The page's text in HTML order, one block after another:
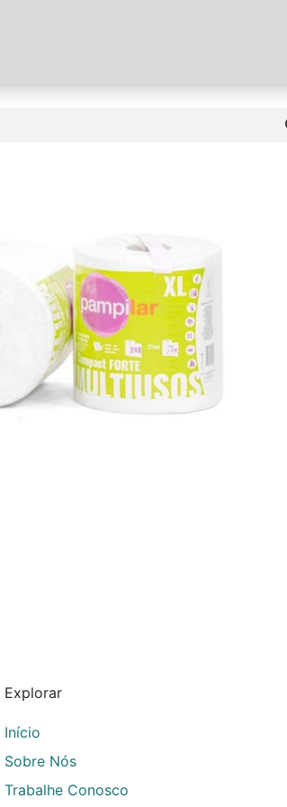
Explorar
Início
Sobre Nós
Trabalhe Conosco